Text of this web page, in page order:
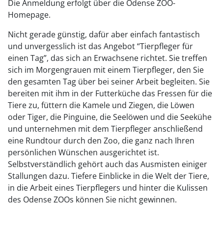
Die Anmeldung erfolgt über die Odense ZOO-
Homepage.
Nicht gerade günstig, dafür aber einfach fantastisch
und unvergesslich ist das Angebot “Tierpfleger für
einen Tag”, das sich an Erwachsene richtet. Sie treffen
sich im Morgengrauen mit einem Tierpfleger, den Sie
den gesamten Tag über bei seiner Arbeit begleiten. Sie
bereiten mit ihm in der Futterküche das Fressen für die
Tiere zu, füttern die Kamele und Ziegen, die Löwen
oder Tiger, die Pinguine, die Seelöwen und die Seekühe
und unternehmen mit dem Tierpfleger anschließend
eine Rundtour durch den Zoo, die ganz nach Ihren
persönlichen Wünschen ausgerichtet ist.
Selbstverständlich gehört auch das Ausmisten einiger
Stallungen dazu. Tiefere Einblicke in die Welt der Tiere,
in die Arbeit eines Tierpflegers und hinter die Kulissen
des Odense ZOOs können Sie nicht gewinnen.